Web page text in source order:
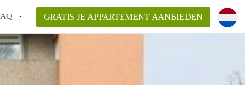
een Appartement in Nijmegen?
GRATIS JE APPARTEMENT AANBIEDEN